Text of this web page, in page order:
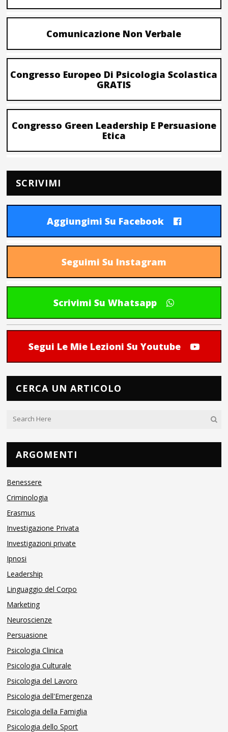
Comunicazione Non Verbale
Congresso Europeo Di Psicologia Scolastica
GRATIS
Congresso Green Leadership E Persuasione
Etica
SCRIVIMI
Aggiungimi Su Facebook
Seguimi Su Instagram
Scrivimi Su Whatsapp
Segui Le Mie Lezioni Su Youtube
CERCA UN ARTICOLO
ARGOMENTI
Benessere
Criminologia
Erasmus
Investigazione Privata
Investigazioni private
Ipnosi
Leadership
Linguaggio del Corpo
Marketing
Neuroscienze
Persuasione
Psicologia Clinica
Psicologia Culturale
Psicologia del Lavoro
Psicologia dell'Emergenza
Psicologia della Famiglia
Psicologia dello Sport